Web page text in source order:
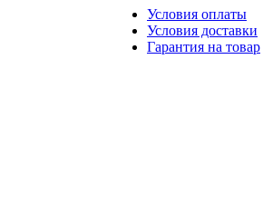
Условия оплаты
Условия доставки
Гарантия на товар